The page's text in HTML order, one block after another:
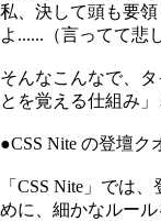
私、決して頭も要
よ......（言ってて悲
そんなこんなで、
とを覚える仕組み」
●CSS Nite の登壇ク
「CSS Nite」では
めに、細かなルー